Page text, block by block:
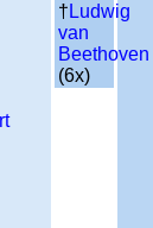
† Ludwig
van
Beethoven
(6x)